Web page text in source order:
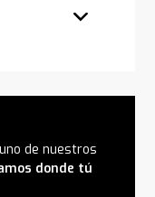
de nuestros
donde tú